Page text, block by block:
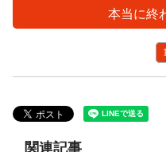
本当に終
1
関連記事